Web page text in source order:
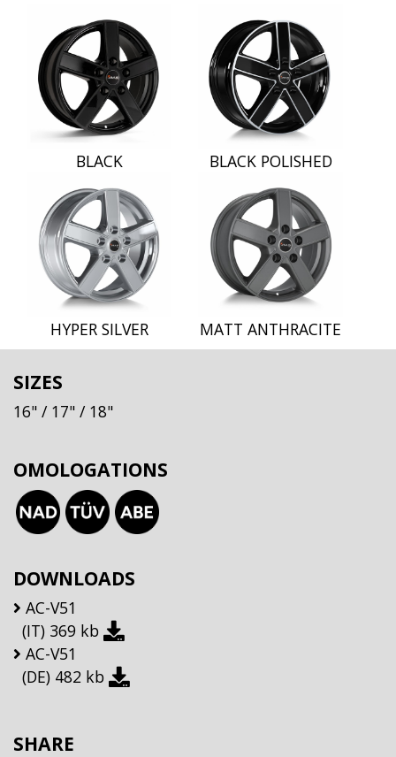
BLACK BLACK POLISHED
HYPER SILVER MATT ANTHRACITE
SIZES
16" / 17" / 18"
OMOLOGATIONS
DOWNLOADS
AC-V51
(IT) 369 kb
AC-V51
(DE) 482 kb
SHARE